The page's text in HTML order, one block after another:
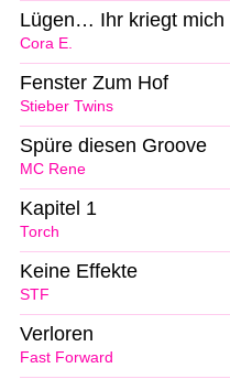
Cora E.
Lügen… Ihr kriegt mich
Stieber Twins
Fenster Zum Hof
MC Rene
Spüre diesen Groove
Torch
Kapitel 1
STF
Keine Effekte
Fast Forward
Verloren